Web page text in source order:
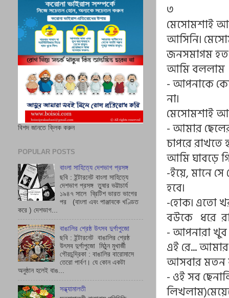
৩
মেসোমশাই
আসিনি৷
জনসমাগম
আমি বললাম
- আপনাকে
না৷
মেসোমশাই
- আমার
চাপরে রাখতে
আমি ঘাবড়ে
-ইয়ে, মানে
হবে৷
-হোক৷ এতো
বউকে ধরে
- আপনারা খুব
এই রে...
আসবার মতন
- ওই সব
বিশদ জানতে ক্লিক করুন
POPULAR POSTS
বাংলা সাহিত্যে দেশভাগ প্রসঙ্গ
ছবি : ইন্টারনেট বাংলা সাহিত্যে
দেশভাগ প্রসঙ্গ তুষার ভট্টাচাৰ্য
১৯৪৭ সালে ব্রিটিশ ভারত ভাগের
পর (বাংলা এবং পাঞ্জাবকে খণ্ডিত
করে ) দেশভাগ...
বাঙালির শ্রেষ্ঠ উৎসব দুর্গাপুজো
ছবি : ইন্টারনেট বাঙালির শ্রেষ্ঠ
উৎসব দুর্গাপুজো মিঠুন মুখার্জী
গৌরচন্দ্রিকা : বাঙালির বারোমাসে
তেরো পার্বণ। যে কোন একটা
অনুষ্ঠান হলেই বাঙ...
সন্ধ্যামালতী